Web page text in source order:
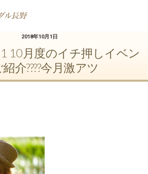
2018年10月1日
10月度のイチ押しイベン
紹介????今月激アツ